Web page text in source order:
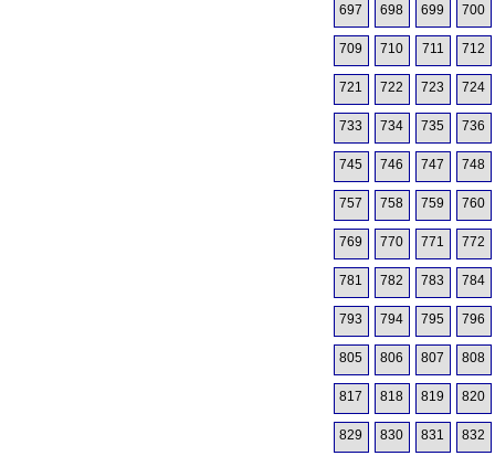
697 698 699 700
709 710 711 712
721 722 723 724
733 734 735 736
745 746 747 748
757 758 759 760
769 770 771 772
781 782 783 784
793 794 795 796
805 806 807 808
817 818 819 820
829 830 831 832